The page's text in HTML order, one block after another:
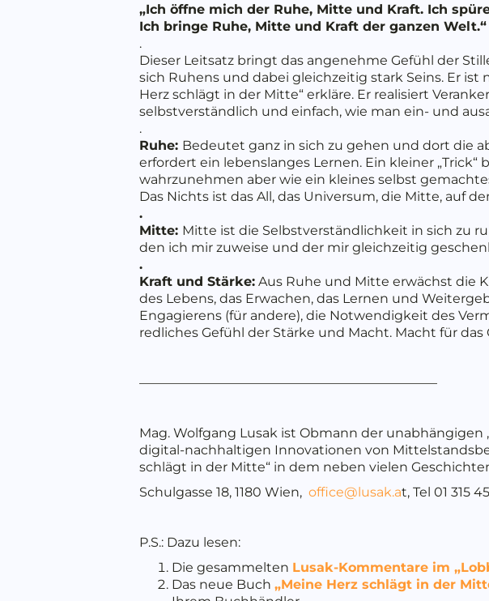
„Ich öffne mich der Ruhe, Mitte und Kraft. Ich
Ich bringe Ruhe, Mitte und Kraft der ganzen Welt.“
.
Dieser Leitsatz bringt das angenehme Gefühl der
sich Ruhens und dabei gleichzeitig stark Seins. Er
Herz schlägt in der Mitte“ erkläre. Er realisiert
selbstverständlich und einfach, wie man ein- und
.
Ruhe: Bedeutet ganz in sich zu gehen und dort die
erfordert ein lebenslanges Lernen. Ein kleiner
wahrzunehmen aber wie ein kleines selbst
Das Nichts ist das All, das Universum, die Mitte, auf
.
Mitte: Mitte ist die Selbstverständlichkeit in sich zu
den ich mir zuweise und der mir gleichzeitig
.
Kraft und Stärke: Aus Ruhe und Mitte erwächst die
des Lebens, das Erwachen, das Lernen und
Engagierens (für andere), die Notwendigkeit des
redliches Gefühl der Stärke und Macht. Macht für das
———————————————————————
Mag. Wolfgang Lusak ist Obmann der
digital-nachhaltigen Innovationen von
schlägt in der Mitte“ in dem neben vielen
Schulgasse 18, 1180 Wien, office@lusak.at, Tel 01 315
P.S.: Dazu lesen:
Die gesammelten Lusak-Kommentare im
Das neue Buch „Meine Herz schlägt in der